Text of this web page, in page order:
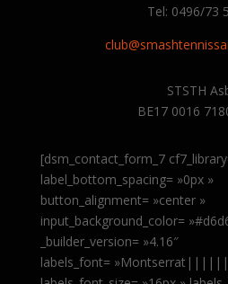
Tel: 0496/73
STSTH
BE17 0016
[dsm_contact_form_7
label_bottom_spacing= »0px »
button_alignment= »center »
input_background_color=
_builder_version= »4.16″
labels_font=